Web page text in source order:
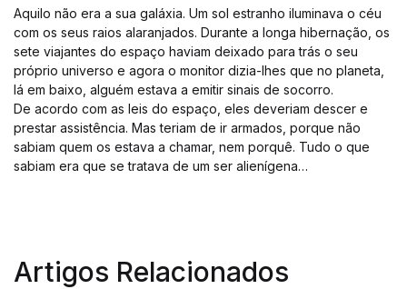
Aquilo não era a sua galáxia. Um sol estranho iluminava o céu
com os seus raios alaranjados. Durante a longa hibernação, os
sete viajantes do espaço haviam deixado para trás o seu
próprio universo e agora o monitor dizia-lhes que no planeta,
lá em baixo, alguém estava a emitir sinais de socorro.
De acordo com as leis do espaço, eles deveriam descer e
prestar assistência. Mas teriam de ir armados, porque não
sabiam quem os estava a chamar, nem porquê. Tudo o que
sabiam era que se tratava de um ser alienígena…
Artigos Relacionados